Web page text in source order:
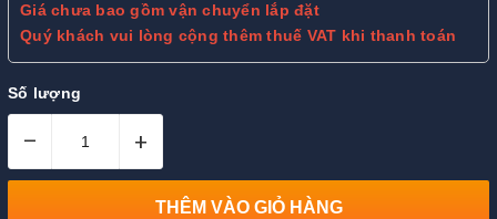
Giá chưa bao gồm vận chuyển lắp đặt
Quý khách vui lòng cộng thêm thuế VAT khi thanh toán
Số lượng
– +
THÊM VÀO GIỎ HÀNG